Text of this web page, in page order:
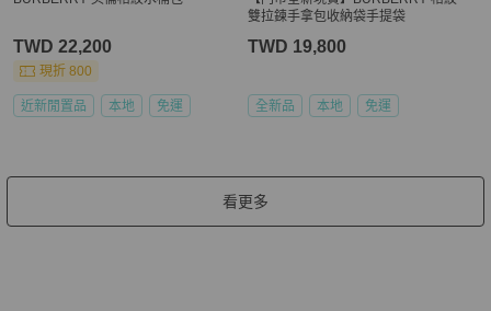
TWD 22,200
現折 800
近新閒置品 本地 免運
雙拉鍊手拿包收納袋手提袋
TWD 19,800
全新品 本地 免運
看更多